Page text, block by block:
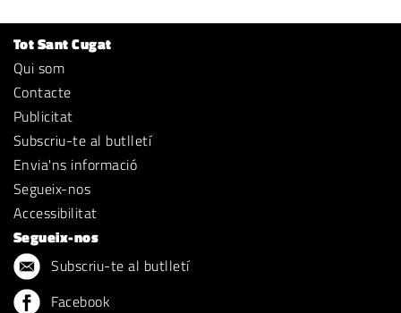
Tot Sant Cugat
Qui som
Contacte
Publicitat
Subscriu-te al butlletí
Envia'ns informació
Segueix-nos
Accessibilitat
Segueix-nos
Subscriu-te al butlletí
Facebook